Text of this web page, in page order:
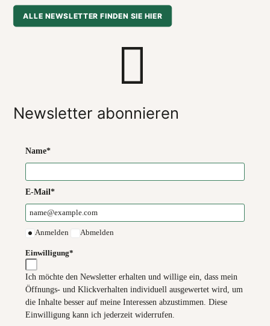
ALLE NEWSLETTER FINDEN SIE HIER
Newsletter abonnieren
Name*
E-Mail*
Anmelden Abmelden
Einwilligung*
Ich möchte den Newsletter erhalten und willige ein, dass mein
Öffnungs- und Klickverhalten individuell ausgewertet wird, um
die Inhalte besser auf meine Interessen abzustimmen. Diese
Einwilligung kann ich jederzeit widerrufen.